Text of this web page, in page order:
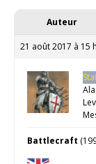
Auteur
21 août 2017 à 15
Battlecraft